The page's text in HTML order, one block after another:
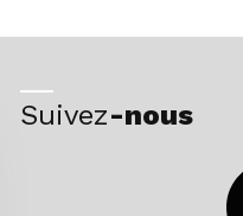
Suivez-nous